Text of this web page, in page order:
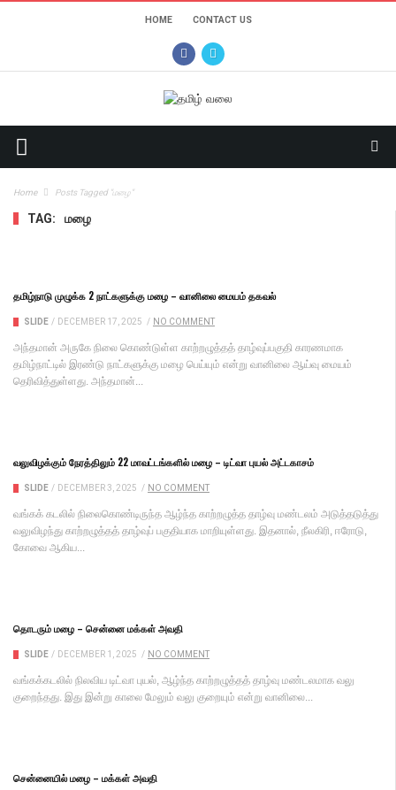
HOME CONTACT US
Home Posts Tagged "மழை"
TAG: மழை
தமிழ்நாடு முழுக்க 2 நாட்களுக்கு மழை – வானிலை மையம் தகவல்
SLIDE / DECEMBER 17, 2025 / NO COMMENT
அந்தமான் அருகே நிலை கொண்டுள்ள காற்றழுத்தத் தாழ்வுப்பகுதி காரணமாக
தமிழ்நாட்டில் இரண்டு நாட்களுக்கு மழை பெய்யும் என்று வானிலை ஆய்வு மையம்
தெரிவித்துள்ளது. அந்தமான்...
வலுவிழக்கும் நேரத்திலும் 22 மாவட்டங்களில் மழை – டிட்வா புயல் அட்டகாசம்
SLIDE / DECEMBER 3, 2025 / NO COMMENT
வங்​கக் கடலில் நிலை​கொண்​டிருந்த ஆழ்ந்த காற்​றழுத்த தாழ்வு மண்​டலம் அடுத்​தடுத்து
வலு​விழந்து காற்​றழுத்​தத் தாழ்​வுப் பகு​தி​யாக மாறி​யுள்​ளது. இதனால், நீல​கிரி, ஈரோடு,
கோவை ஆகிய...
தொடரும் மழை – சென்னை மக்கள் அவதி
SLIDE / DECEMBER 1, 2025 / NO COMMENT
வங்கக்கடலில் நிலவிய டிட்வா புயல், ஆழ்ந்த காற்றழுத்தத் தாழ்வு மண்டலமாக வலு
குறைந்தது. இது இன்று காலை மேலும் வலு குறையும் என்று வானிலை...
சென்னையில் மழை – மக்கள் அவதி